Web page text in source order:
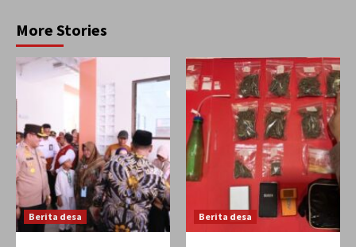
More Stories
Berita desa Berita desa